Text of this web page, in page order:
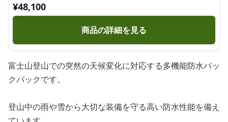
¥48,100
商品の詳細を見る
富士山登山での突然の天候変化に対応する多機能防水バッ
クパックです。
登山中の雨や雪から大切な装備を守る高い防水性能を備え